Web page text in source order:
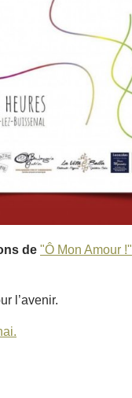
de "Ô Mon Amour !"
l’avenir.